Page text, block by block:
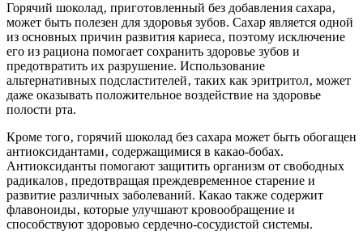
Горячий шоколад‚ приготовленный без добавления сахара‚
может быть полезен для здоровья зубов. Сахар является одной
из основных причин развития кариеса‚ поэтому исключение
его из рациона помогает сохранить здоровье зубов и
предотвратить их разрушение. Использование
альтернативных подсластителей‚ таких как эритритол‚ может
даже оказывать положительное воздействие на здоровье
полости рта.
Кроме того‚ горячий шоколад без сахара может быть обогащен
антиоксидантами‚ содержащимися в какао-бобах.
Антиоксиданты помогают защитить организм от свободных
радикалов‚ предотвращая преждевременное старение и
развитие различных заболеваний. Какао также содержит
флавоноиды‚ которые улучшают кровообращение и
способствуют здоровью сердечно-сосудистой системы.